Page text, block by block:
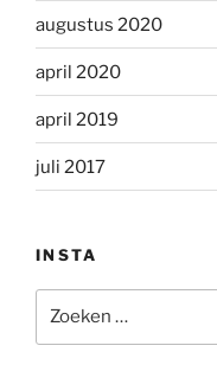
augustus 2020
april 2020
april 2019
juli 2017
INSTA
naar: